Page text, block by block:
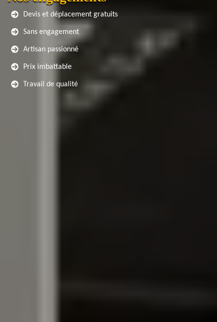
Devis et déplacement gratuits
Sans engagement
Artisan passionné
Prix imbattable
Travail de qualité